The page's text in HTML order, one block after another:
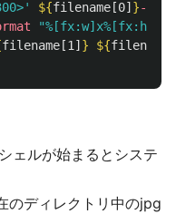
${filename [0] }-tmp
"%[fx:w]x%[fx:h]"
filename [1] } ${filename
ェルが始まるとシステ
のディレクトリ中のjpg